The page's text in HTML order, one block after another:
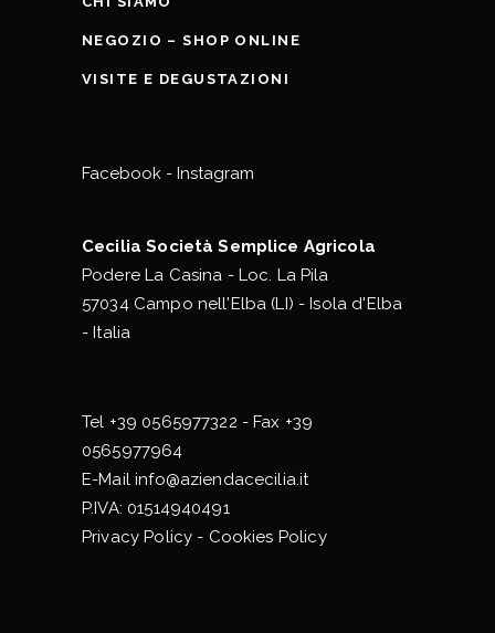
NEGOZIO – SHOP ONLINE
VISITE E DEGUSTAZIONI
Facebook - Instagram
Cecilia Società Semplice Agricola
Podere La Casina - Loc. La Pila
57034 Campo nell'Elba (LI) - Isola d'Elba
- Italia
Tel +39 0565977322 - Fax +39
0565977964
E-Mailinfo@aziendacecilia.it
P.IVA: 01514940491
Privacy Policy - Cookies Policy